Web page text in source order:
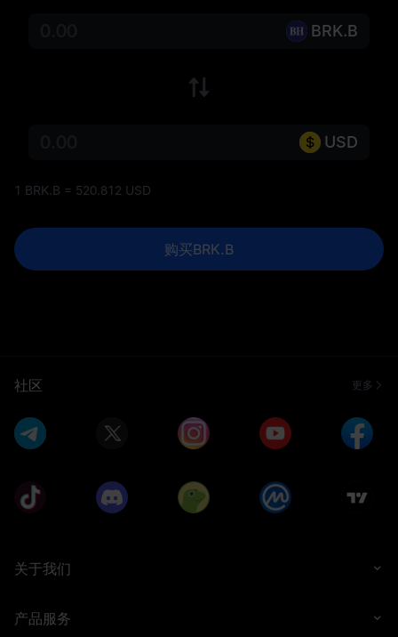
BRK.B
USD
1 BRK.B = 520.812 USD
购买BRK.B
社区 更多
关于我们
产品服务